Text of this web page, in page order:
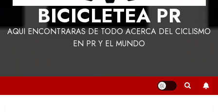
BICICLETEA PR
AQUI ENCONTRARAS DE TODO ACERCA DEL CICLISMO
EN PR Y EL MUNDO